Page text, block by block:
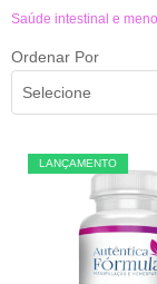
Saúde intestinal e
Ordenar Por
Selecione
LANÇAMENTO